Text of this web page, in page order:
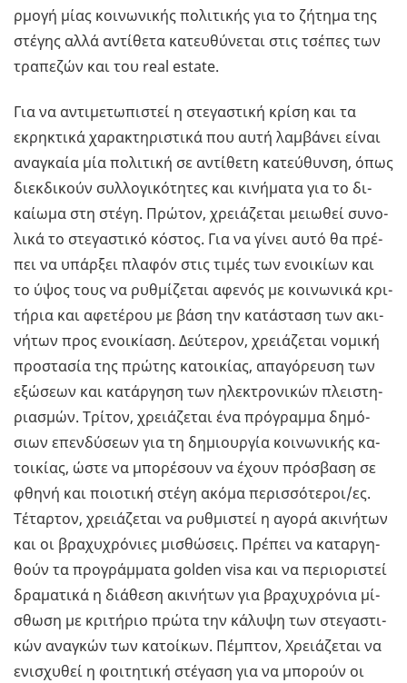
ρµο­γή µίας κοι­νω­νι­κής πο­λι­τι­κής για το ζή­τη­µα της
στέ­γης αλλά αντί­θε­τα κα­τευ­θύ­νε­ται στις τσέ­πες των
τρα­πε­ζών και του real estate.
Για να αντι­µε­τω­πι­στεί η στε­γα­στι­κή κρίση και τα
εκρη­κτι­κά χα­ρα­κτη­ρι­στι­κά που αυτή λα­µβά­νει είναι
ανα­γκαία µία πο­λι­τι­κή σε αντί­θε­τη κα­τεύ­θυν­ση, όπως
διεκ­δι­κούν συλ­λο­γι­κό­τη­τες και κι­νή­µα­τα για το δι­
καί­ω­µα στη στέγη. Πρώ­τον, χρειά­ζε­ται µειω­θεί συ­νο­
λι­κά το στε­γα­στι­κό κό­στος. Για να γίνει αυτό θα πρέ­
πει να υπάρ­ξει πλα­φόν στις τιµές των ενοι­κί­ων και
το ύψος τους να ρυ­θµί­ζε­ται αφε­νός µε κοι­νω­νι­κά κρι­
τή­ρια και αφε­τέ­ρου µε βάση την κα­τά­στα­ση των ακι­
νή­των προς ενοι­κί­α­ση. Δεύ­τε­ρον, χρειά­ζε­ται νο­µι­κή
προ­στα­σία της πρώ­της κα­τοι­κί­ας, απα­γό­ρευ­ση των
εξώ­σε­ων και κα­τάρ­γη­ση των ηλε­κτρο­νι­κών πλει­στη­
ρια­σµών. Τρί­τον, χρειά­ζε­ται ένα πρό­γρα­µµα δη­µό­
σιων επεν­δύ­σε­ων για τη δη­µιουρ­γία κοι­νω­νι­κής κα­
τοι­κί­ας, ώστε να µπο­ρέ­σουν να έχουν πρό­σβα­ση σε
φθηνή και ποιο­τι­κή στέγη ακόµα πε­ρισ­σό­τε­ροι/ες.
Τέ­ταρ­τον, χρειά­ζε­ται να ρυ­θµι­στεί η αγορά ακι­νή­των
και οι βρα­χυ­χρό­νιες µι­σθώ­σεις. Πρέ­πει να κα­ταρ­γη­
θούν τα προ­γρά­µµα­τα golden visa και να πε­ριο­ρι­στεί
δρα­µα­τι­κά η διά­θε­ση ακι­νή­των για βρα­χυ­χρό­νια µί­
σθω­ση µε κρι­τή­ριο πρώτα την κά­λυ­ψη των στε­γα­στι­
κών ανα­γκών των κα­τοί­κων. Πέ­µπτον, Χρειά­ζε­ται να
ενι­σχυ­θεί η φοι­τη­τι­κή στέ­γα­ση για να µπο­ρούν οι